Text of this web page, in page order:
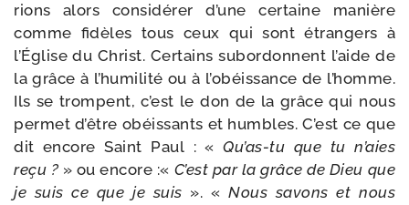
rions alors consi­dé­rer d’une cer­taine manière
comme fidèles tous ceux qui sont étran­gers à
l’Église du Christ. Certains subor­donnent l’aide de
la grâce à l’humilité ou à l’obéissance de l’homme.
Ils se trompent, c’est le don de la grâce qui nous
per­met d’être obéis­sants et humbles. C’est ce que
dit encore Saint Paul : «Qu’as-tu que tu n’aies
reçu ? » ou encore :« C’est par la grâce de Dieu que
je suis ce que je suis ». «Nous savons et nous